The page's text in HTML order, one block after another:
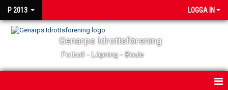
P 2013 LOGGA IN
Genarps Idrottsförening
Fotboll - Löpning - Boule